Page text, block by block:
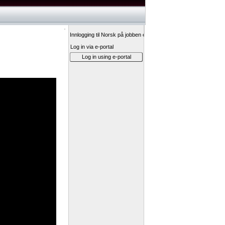
Innlogging til Norsk på jobben er via Fagbokforlagets eportal.
Log in via e-portal
Log in using e-portal